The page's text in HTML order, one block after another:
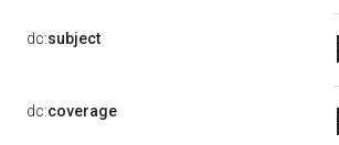
dc:subject
dc:coverage